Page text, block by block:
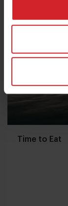
Time to Eat